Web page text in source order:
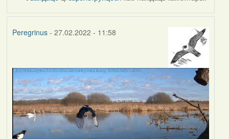
Peregrinus- 27.02.2022 - 11:58